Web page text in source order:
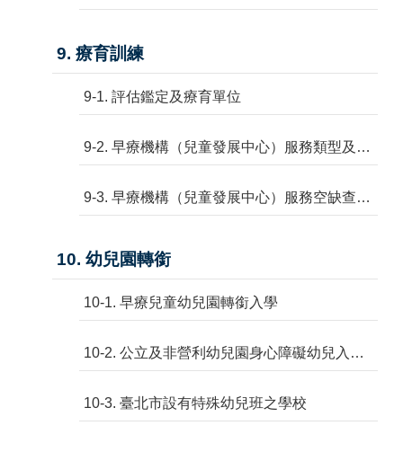
9. 療育訓練
9-1. 評估鑑定及療育單位
9-2. 早療機構（兒童發展中心）服務類型及一覽表
9-3. 早療機構（兒童發展中心）服務空缺查詢
10. 幼兒園轉銜
10-1. 早療兒童幼兒園轉銜入學
10-2. 公立及非營利幼兒園身心障礙幼兒入學鑑定安置
10-3. 臺北市設有特殊幼兒班之學校